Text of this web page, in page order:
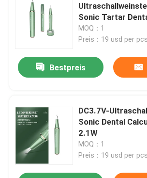
Sonic Tartar
Scraper-Werkzeug
MOQ：1
Preis：19 usd per pcs
Bestpreis
DC3.7V-
Sonic Dental
2.1W
MOQ：1
Preis：19 usd per pcs